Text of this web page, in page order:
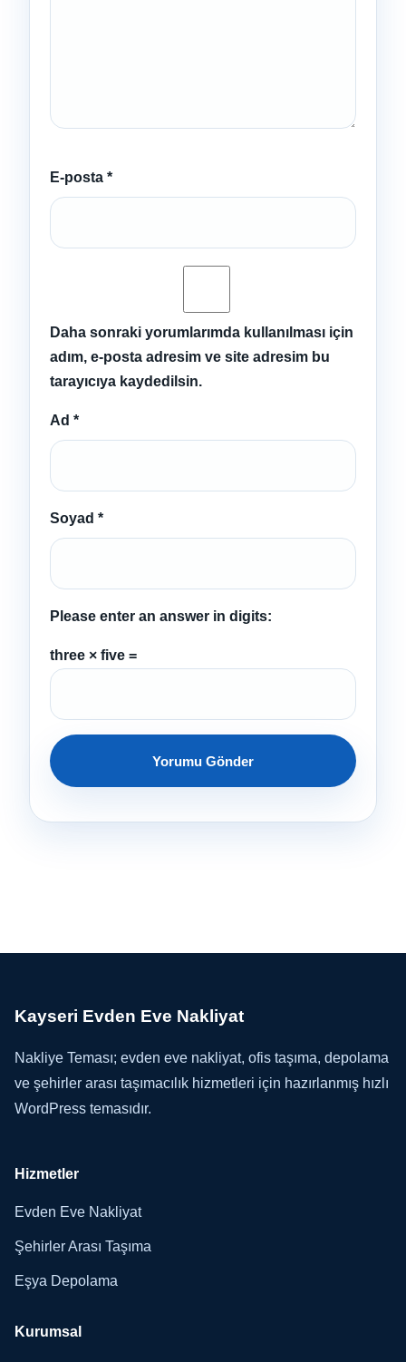
E-posta *
Daha sonraki yorumlarımda kullanılması için
adım, e-posta adresim ve site adresim bu
tarayıcıya kaydedilsin.
Ad *
Soyad *
Please enter an answer in digits:
three × five =
Kayseri Evden Eve Nakliyat
Nakliye Teması; evden eve nakliyat, ofis taşıma, depolama
ve şehirler arası taşımacılık hizmetleri için hazırlanmış hızlı
WordPress temasıdır.
Hizmetler
Evden Eve Nakliyat
Şehirler Arası Taşıma
Eşya Depolama
Kurumsal